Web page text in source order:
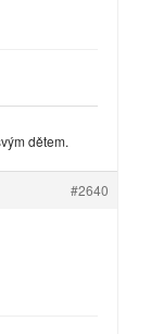
dětem.
#2640